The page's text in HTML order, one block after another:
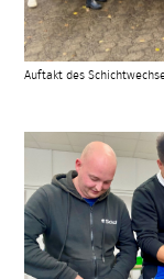
Auftakt des